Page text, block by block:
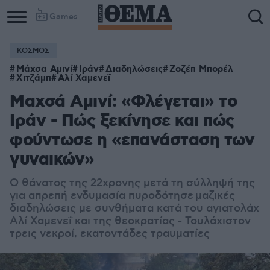
Games
ΚΟΣΜΟΣ
Μάχσα Αμινί Ιράν Διαδηλώσεις Ζοζέπ Μπορέλ
Χιτζάμπ Αλί Χαμενεΐ
Μαχσά Αμινί: «Φλέγεται» το
Ιράν - Πώς ξεκίνησε και πώς
φούντωσε η «επανάσταση των
γυναικών»
Ο θάνατος της 22χρονης μετά τη σύλληψή της
για απρεπή ενδυμασία πυροδότησε μαζικές
διαδηλώσεις με συνθήματα κατά του αγιατολάχ
Αλί Χαμενεΐ και της θεοκρατίας - Τουλάχιστον
τρεις νεκροί, εκατοντάδες τραυματίες